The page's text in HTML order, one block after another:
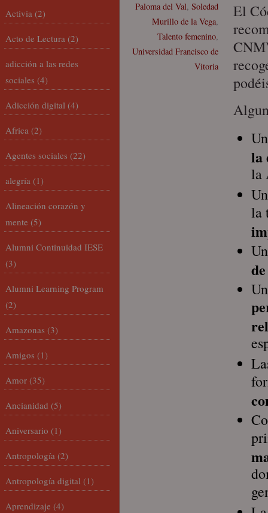
Paloma del Val, Soledad
Murillo de la Vega,
Talento femenino,
Universidad Francisco de
Vitoria
El
la
la
la
Activia (2)
Acto de Lectura (2)
adicción a las redes
sociales (4)
Adicción digital (4)
Africa (2)
Agentes sociales (22)
alegría (1)
Alineación corazón y
mente (5)
Alumni Continuidad IESE
(3)
Alumni Learning Program
(2)
Amazonas (3)
Amigos (1)
Amor (35)
Ancianidad (5)
Aniversario (1)
Antropología (2)
Antropología digital (1)
Aprendizaje (4)